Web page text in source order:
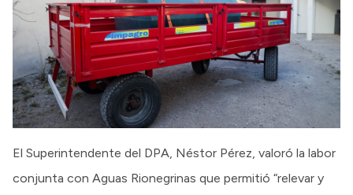
El Superintendente del DPA, Néstor Pérez, valoró la labor
conjunta con Aguas Rionegrinas que permitió “relevar y